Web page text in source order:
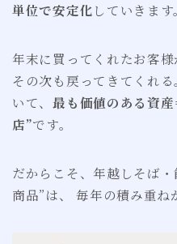
単位で安定化していきます
年末に買ってくれたお客
その次も戻ってきてくれ
いて、最も価値のある資
店”です。
だからこそ、年越しそば
商品”は、 毎年の積み重ね